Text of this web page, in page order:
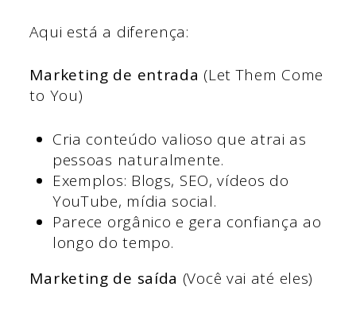
Aqui está a diferença:
Marketing de entrada (Let Them Come
to You)
Cria conteúdo valioso que atrai as
pessoas naturalmente.
Exemplos: Blogs, SEO, vídeos do
YouTube, mídia social.
Parece orgânico e gera confiança ao
longo do tempo.
Marketing de saída (Você vai até eles)